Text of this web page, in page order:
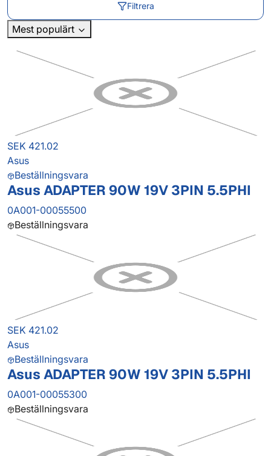
Filtrera
Mest populärt
SEK 421.02
Asus
Beställningsvara
Asus ADAPTER 90W 19V 3PIN 5.5PHI
0A001-00055500
Beställningsvara
SEK 421.02
Asus
Beställningsvara
Asus ADAPTER 90W 19V 3PIN 5.5PHI
0A001-00055300
Beställningsvara